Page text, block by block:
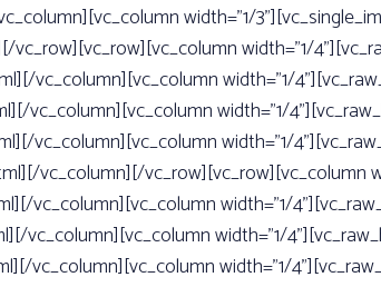
width=”1/
width=”1/
vc_column][vc_column width=”1/
vc_column][vc_column width=”1/
vc_column][vc_column width=”1/
vc_column][/vc_row][vc_row][vc_column
vc_column][vc_column width=”1/
vc_column][vc_column width=”1/
vc_column][vc_column width=”1/